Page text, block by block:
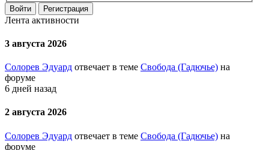
Войти Регистрация
Лента активности
3 августа 2026
Солорев Эдуард отвечает в теме Свобода (Гадючье) на
форуме
6 дней назад
2 августа 2026
Солорев Эдуард отвечает в теме Свобода (Гадючье) на
форуме